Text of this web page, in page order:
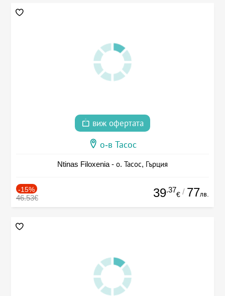
виж офертата
о-в Тасос
Ntinas Filoxenia - о. Тасос, Гърция
-15%
46.53€ 39.37
€ / 77лв.